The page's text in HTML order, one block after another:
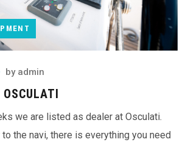
by admin
we are listed as dealer at Osculati.
the navi, there is everything you need